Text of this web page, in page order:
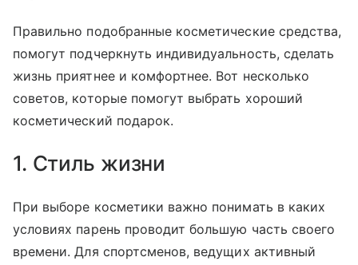
Правильно подобранные косметические средства,
помогут подчеркнуть индивидуальность, сделать
жизнь приятнее и комфортнее. Вот несколько
советов, которые помогут выбрать хороший
косметический подарок.
1. Стиль жизни
При выборе косметики важно понимать в каких
условиях парень проводит большую часть своего
времени. Для спортсменов, ведущих активный